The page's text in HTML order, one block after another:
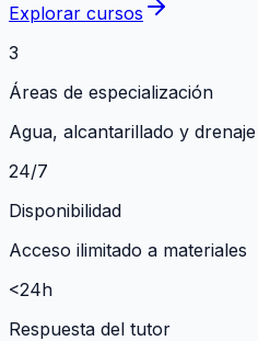
Explorar cursos
3
Áreas de especialización
Agua, alcantarillado y drenaje
24/7
Disponibilidad
Acceso ilimitado a materiales
<24h
Respuesta del tutor